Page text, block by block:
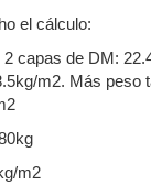
el cálculo:
capas de DM:
m2. Más peso
m2